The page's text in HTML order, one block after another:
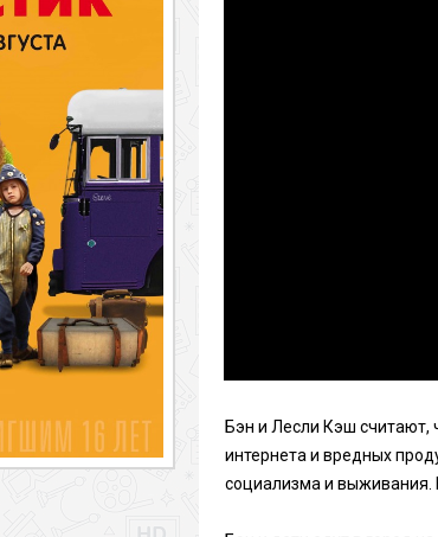
Бэн и Лесли Кэш считают,
интернета и вредных
социализма и выживания.